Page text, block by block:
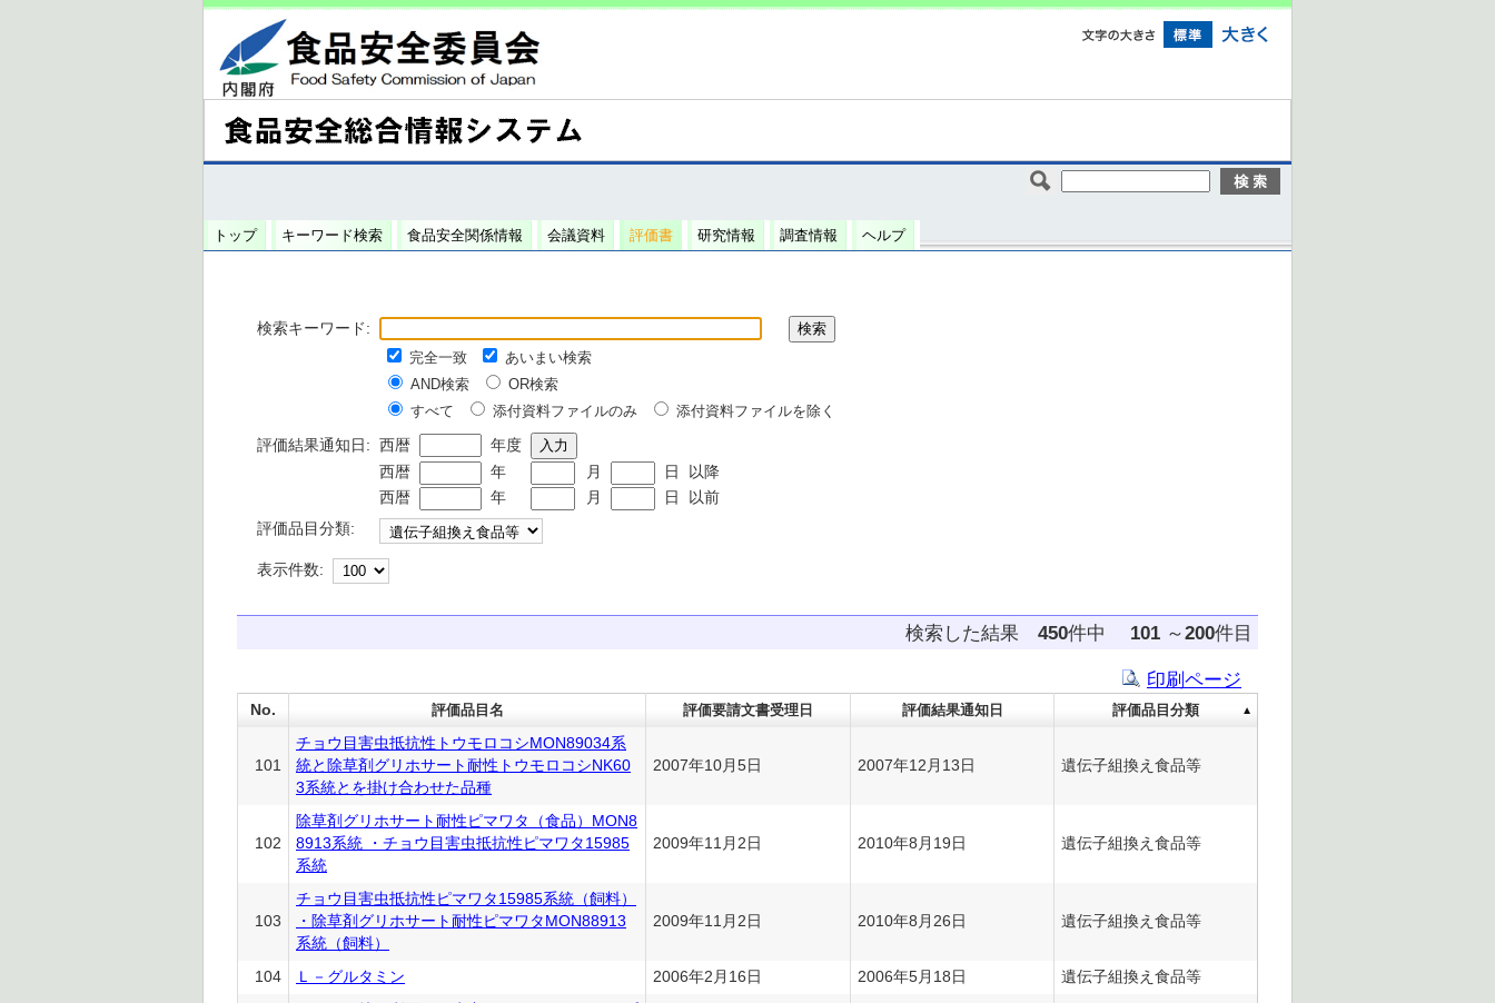
トップ キーワード検索 食品安全関係情報 会議資料 評価書 研究情報 調査情報 ヘルプ
検索キーワード:
完全一致
あいまい検索
AND検索
OR検索
すべて
添付資料ファイルのみ 添付資料ファイルを除く
評価結果通知日: 西暦
年度
西暦
年 月 日
以降
西暦
年 月 日
以前
評価品目分類:
表示件数:
検索した結果 450件中 101 ～200件目
印刷ページ
No. 評価品目名 評価要請文書受理日 評価結果通知日 評価品目分類
101
チョウ目害虫抵抗性トウモロコシMON89034系
統と除草剤グリホサート耐性トウモロコシNK60
3系統とを掛け合わせた品種
2007年10月5日 2007年12月13日 遺伝子組換え食品等
102
除草剤グリホサート耐性ピマワタ（食品）MON8
8913系統 ・チョウ目害虫抵抗性ピマワタ15985
系統
2009年11月2日 2010年8月19日 遺伝子組換え食品等
103
チョウ目害虫抵抗性ピマワタ15985系統（飼料）
・除草剤グリホサート耐性ピマワタMON88913
系統（飼料）
2009年11月2日 2010年8月26日 遺伝子組換え食品等
104 Ｌ－グルタミン 2006年2月16日 2006年5月18日 遺伝子組換え食品等